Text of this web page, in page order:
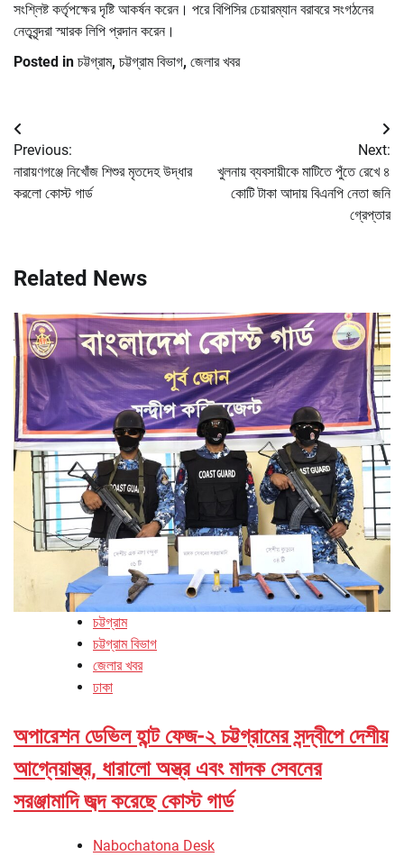
সংশ্লিষ্ট কর্তৃপক্ষের দৃষ্টি আকর্ষন করেন। পরে বিপিসির চেয়ারম্যান বরাবরে সংগঠনের
নেতৃবৃন্দরা স্মারক লিপি প্রদান করেন।
Posted in চট্টগ্রাম, চট্টগ্রাম বিভাগ, জেলার খবর
Post
navigation
Previous:
নারায়ণগঞ্জে নিখোঁজ শিশুর মৃতদেহ উদ্ধার
করলো কোস্ট গার্ড
Next:
খুলনায় ব্যবসায়ীকে মাটিতে পুঁতে রেখে ৪
কোটি টাকা আদায় বিএনপি নেতা জনি
গ্রেপ্তার
Related News
চট্টগ্রাম
চট্টগ্রাম বিভাগ
জেলার খবর
ঢাকা
অপারেশন ডেভিল হান্ট ফেজ-২ চট্টগ্রামের সন্দ্বীপে দেশীয়
আগ্নেয়াস্ত্র, ধারালো অস্ত্র এবং মাদক সেবনের
সরঞ্জামাদি জব্দ করেছে কোস্ট গার্ড
Nabochatona Desk